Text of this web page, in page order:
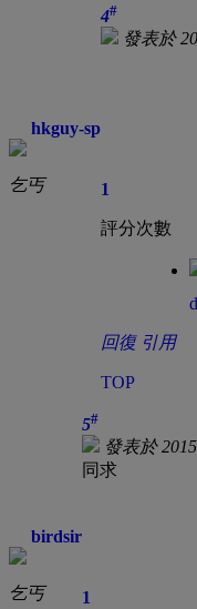
hkguy-sp
乞丐
4#
發表於
1
評分次數
回復 引用
TOP
birdsir
乞丐
5#
發表於
同求
1